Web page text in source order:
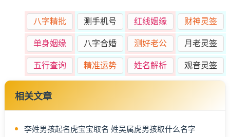
八字精批 测手机号 红线姻缘 财神灵签
单身姻缘 八字合婚 测好老公 月老灵签
五行查询 精准运势 姓名解析 观音灵签
相关文章
李姓男孩起名虎宝宝取名 姓吴属虎男孩取什么名字